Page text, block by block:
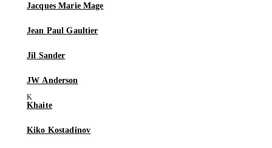
Jacques Marie Mage
Jean Paul Gaultier
Jil Sander
JW Anderson
Khaite
Kiko Kostadinov